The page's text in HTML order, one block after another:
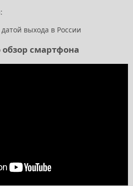
выхода в России
обзор смартфона